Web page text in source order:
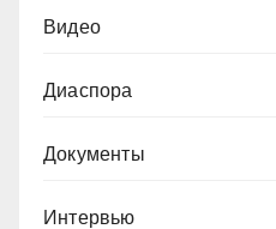
Видео
Диаспора
Документы
Интервью